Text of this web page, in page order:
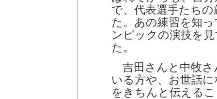
で、代表選手たち
た。あの練習を知
ンピックの演技を
た。
吉田さんと中牧さ
いる方や、お世話
をきちんと伝える